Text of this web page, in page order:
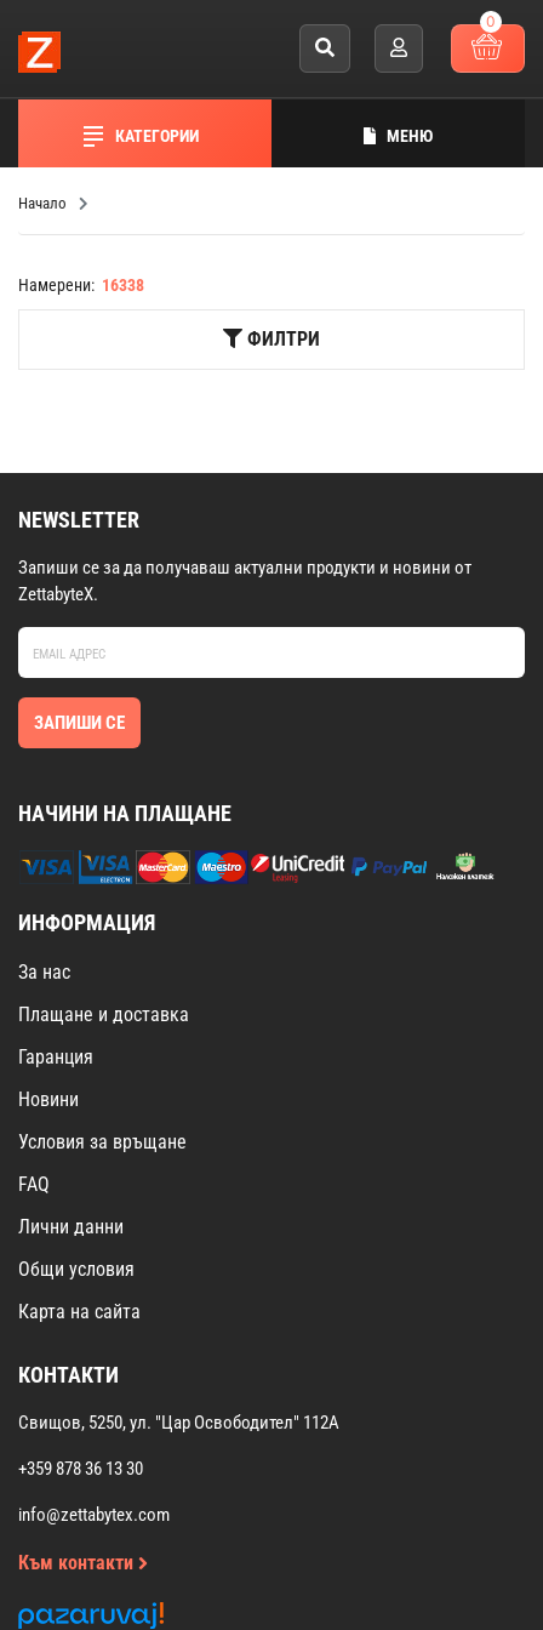
0
КАТЕГОРИИ МЕНЮ
Начало
Намерени: 16338
ФИЛТРИ
NEWSLETTER
Запиши се за да получаваш актуални продукти и новини от
ZettabyteX.
ЗАПИШИ СЕ
НАЧИНИ НА ПЛАЩАНЕ
ИНФОРМАЦИЯ
За нас
Плащане и доставка
Гаранция
Новини
Условия за връщане
FAQ
Лични данни
Общи условия
Карта на сайта
КОНТАКТИ
Свищов, 5250, ул. "Цар Освободител" 112А
+359 878 36 13 30
info@zettabytex.com
Към контакти